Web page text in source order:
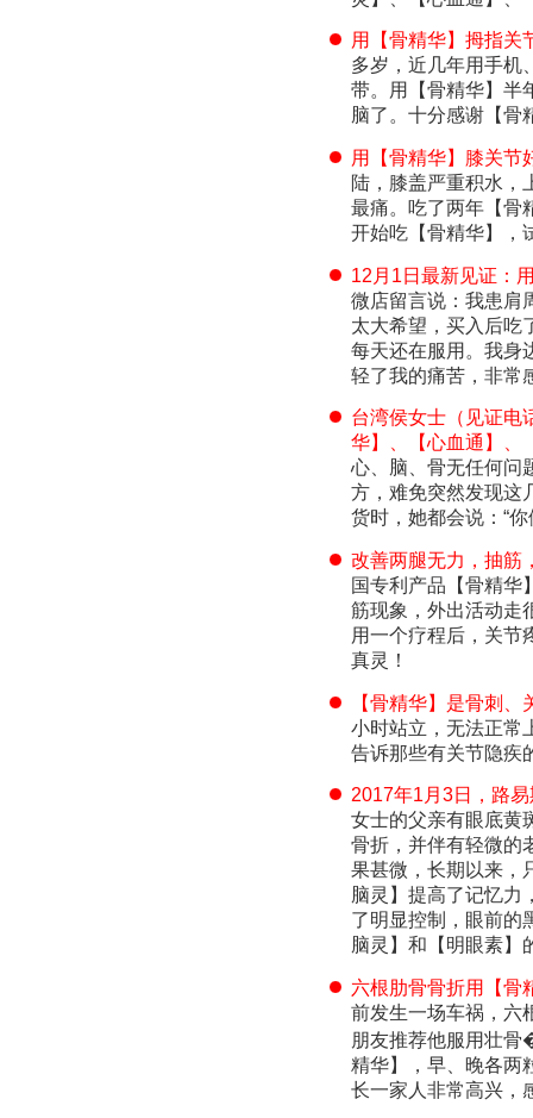
用【骨精华】拇指关
多岁，近几年用手机
带。用【骨精华】半
脑了。十分感谢【骨
用【骨精华】膝关节
陆，膝盖严重积水，
最痛。吃了两年【骨
开始吃【骨精华】，
12月1日最新见证：
微店留言说：我患肩
太大希望，买入后吃
每天还在服用。我身
轻了我的痛苦，非常
台湾侯女士（见证电
华】、【心血通】、
心、脑、骨无任何问
方，难免突然发现这
货时，她都会说：“
改善两腿无力，抽筋
国专利产品【骨精华
筋现象，外出活动走
用一个疗程后，关节
真灵！
【骨精华】是骨刺
小时站立，无法正常
告诉那些有关节隐疾
2017年1月3日，路
女士的父亲有眼底黄
骨折，并伴有轻微的
果甚微，长期以来，
脑灵】提高了记忆力
了明显控制，眼前的
脑灵】和【明眼素】
六根肋骨骨折用【骨
前发生一场车祸，六
朋友推荐他服用壮
精华】，早、晚各两
长一家人非常高兴，